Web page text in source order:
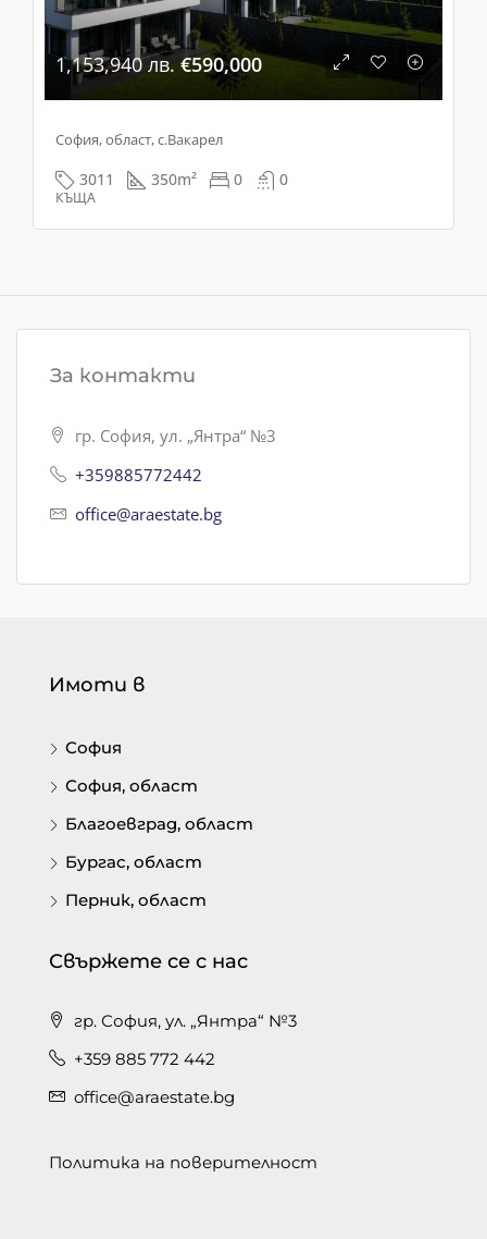
1,153,940 лв.€590,000
София, област, с.Вакарел
3011 350m² 0 0
КЪЩА
За контакти
гр. София, ул. „Янтра“ №3
+359885772442
office@araestate.bg
Имоти в
София
София, област
Благоевград, област
Бургас, област
Перник, област
Свържете се с нас
гр. София, ул. „Янтра“ №3
+359 885 772 442
office@araestate.bg
Политика на поверителност